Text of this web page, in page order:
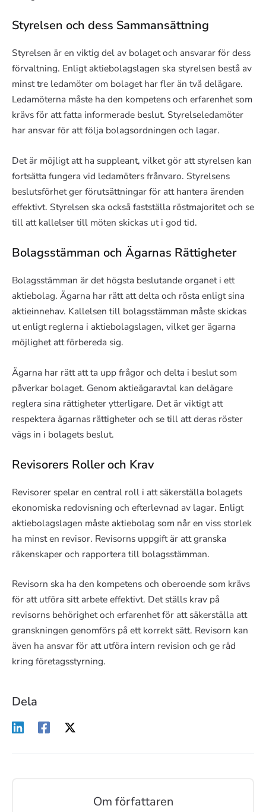
Styrelsen och dess Sammansättning
Styrelsen är en viktig del av bolaget och ansvarar för dess
förvaltning. Enligt aktiebolagslagen ska styrelsen bestå av
minst tre ledamöter om bolaget har fler än två delägare.
Ledamöterna måste ha den kompetens och erfarenhet som
krävs för att fatta informerade beslut. Styrelseledamöter
har ansvar för att följa bolagsordningen och lagar.
Det är möjligt att ha suppleant, vilket gör att styrelsen kan
fortsätta fungera vid ledamöters frånvaro. Styrelsens
beslutsförhet ger förutsättningar för att hantera ärenden
effektivt. Styrelsen ska också fastställa röstmajoritet och se
till att kallelser till möten skickas ut i god tid.
Bolagsstämman och Ägarnas Rättigheter
Bolagsstämman är det högsta beslutande organet i ett
aktiebolag. Ägarna har rätt att delta och rösta enligt sina
aktieinnehav. Kallelsen till bolagsstämman måste skickas
ut enligt reglerna i aktiebolagslagen, vilket ger ägarna
möjlighet att förbereda sig.
Ägarna har rätt att ta upp frågor och delta i beslut som
påverkar bolaget. Genom aktieägaravtal kan delägare
reglera sina rättigheter ytterligare. Det är viktigt att
respektera ägarnas rättigheter och se till att deras röster
vägs in i bolagets beslut.
Revisorers Roller och Krav
Revisorer spelar en central roll i att säkerställa bolagets
ekonomiska redovisning och efterlevnad av lagar. Enligt
aktiebolagslagen måste aktiebolag som når en viss storlek
ha minst en revisor. Revisorns uppgift är att granska
räkenskaper och rapportera till bolagsstämman.
Revisorn ska ha den kompetens och oberoende som krävs
för att utföra sitt arbete effektivt. Det ställs krav på
revisorns behörighet och erfarenhet för att säkerställa att
granskningen genomförs på ett korrekt sätt. Revisorn kan
även ha ansvar för att utföra intern revision och ge råd
kring företagsstyrning.
Dela
Om författaren